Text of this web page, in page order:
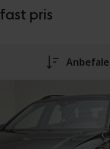
fast pris